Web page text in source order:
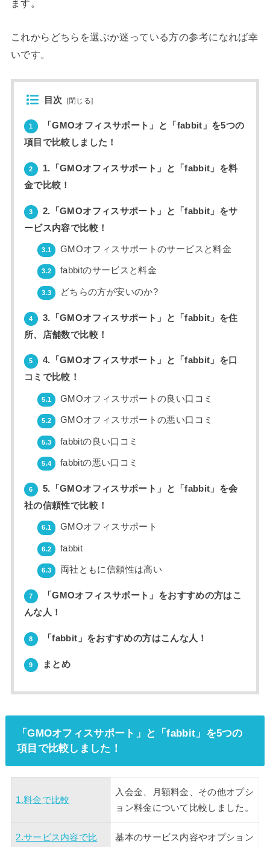
ます。
これからどちらを選ぶか迷っている方の参考になれば幸
いです。
目次 [閉じる]
1
「GMOオフィスサポート」と「fabbit」を5つの
項目で比較しました！
2
1.「GMOオフィスサポート」と「fabbit」を料
金で比較！
3
2.「GMOオフィスサポート」と「fabbit」をサ
ービス内容で比較！
3.1 GMOオフィスサポートのサービスと料金
3.2 fabbitのサービスと料金
3.3 どちらの方が安いのか?
4
3.「GMOオフィスサポート」と「fabbit」を住
所、店舗数で比較！
5
4.「GMOオフィスサポート」と「fabbit」を口
コミで比較！
5.1 GMOオフィスサポートの良い口コミ
5.2 GMOオフィスサポートの悪い口コミ
5.3 fabbitの良い口コミ
5.4 fabbitの悪い口コミ
6
5.「GMOオフィスサポート」と「fabbit」を会
社の信頼性で比較！
6.1 GMOオフィスサポート
6.2 fabbit
6.3 両社ともに信頼性は高い
7
「GMOオフィスサポート」をおすすめの方はこ
んな人！
8 「fabbit」をおすすめの方はこんな人！
9 まとめ
「GMOオフィスサポート」と「fabbit」を5つの
項目で比較しました！
1.料金で比較
入会金、月額料金、その他オプシ
ョン料金について比較しました。
2.サービス内容で比
基本のサービス内容やオプション